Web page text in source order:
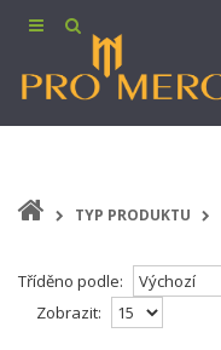
TYP PRODUKTU
Tříděno podle:
Zobrazit: